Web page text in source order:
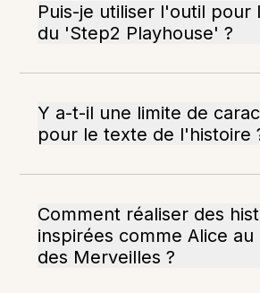
Puis-je utiliser l'outil pour
du 'Step2 Playhouse' ?
Y a-t-il une limite de
pour le texte de l'histoire
Comment réaliser des
inspirées comme Alice au
des Merveilles ?